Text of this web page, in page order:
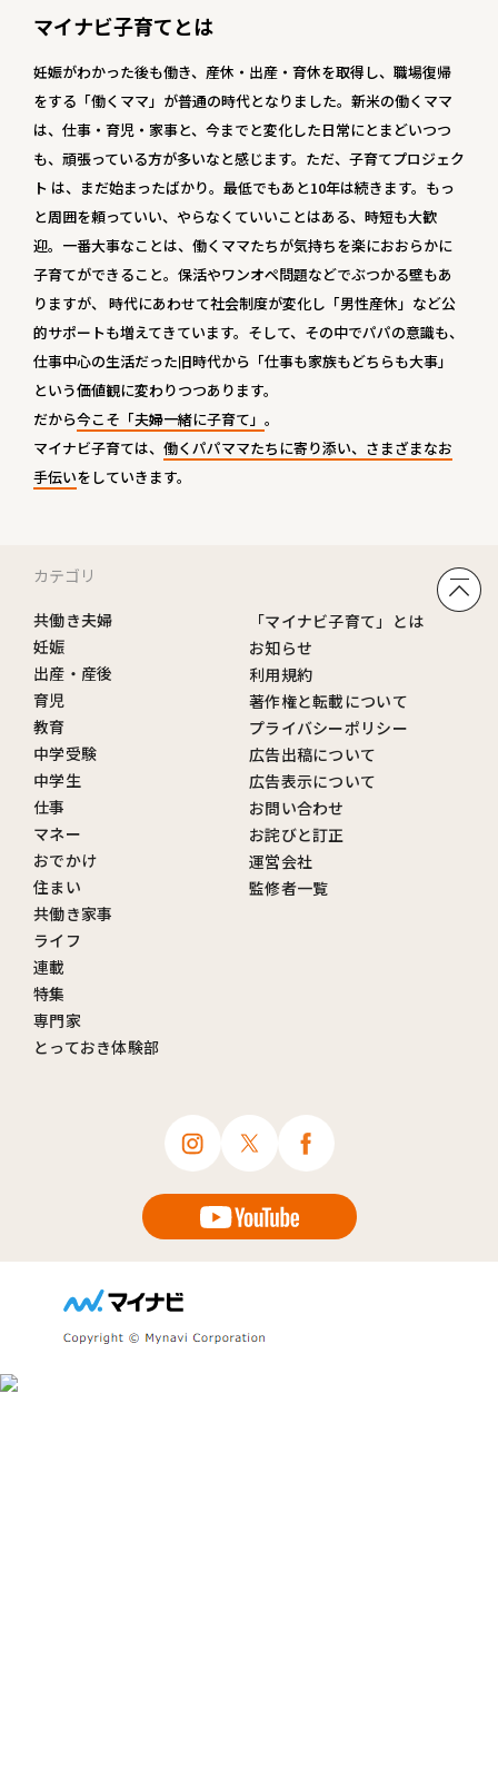
マイナビ子育てとは
妊娠がわかった後も働き、産休・出産・育休を取得し、職場復帰
をする「働くママ」が普通の時代となりました。新米の働くママ
は、仕事・育児・家事と、今までと変化した日常にとまどいつつ
も、頑張っている方が多いなと感じます。ただ、子育てプロジェク
ト は、まだ始まったばかり。最低でもあと10年は続きます。もっ
と周囲を頼っていい、やらなくていいことはある、時短も大歓
迎。一番大事なことは、働くママたちが気持ちを楽におおらかに
子育てができること。保活やワンオペ問題などでぶつかる壁もあ
りますが、 時代にあわせて社会制度が変化し「男性産休」など公
的サポートも増えてきています。そして、その中でパパの意識も、
仕事中心の生活だった旧時代から「仕事も家族もどちらも大事」
という価値観に変わりつつあります。
だから今こそ「夫婦一緒に子育て」 。
マイナビ子育ては、 働くパパママたちに寄り添い、さまざまなお
手伝いをしていきます。
カテゴリ
共働き夫婦
妊娠
出産・産後
育児
教育
中学受験
中学生
仕事
マネー
おでかけ
住まい
共働き家事
ライフ
連載
特集
専門家
とっておき体験部
「マイナビ子育て」とは
お知らせ
利用規約
著作権と転載について
プライバシーポリシー
広告出稿について
広告表示について
お問い合わせ
お詫びと訂正
運営会社
監修者一覧